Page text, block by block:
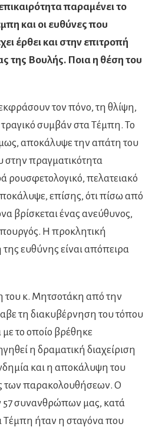
παραμένει το
και οι ευθύνες που
έρθει και στην επιτροπή
της Βουλής. Ποια η θέση του
τον πόνο, τη θλίψη,
τραγικό συμβάν στα Τέμπη. Το
αποκάλυψε την απάτη του
στην πραγματικότητα
ρουσφετολογικό, πελατειακό
επίσης, ότι πίσω από
βρίσκεται ένας ανεύθυνος,
Η προκλητική
ευθύνης είναι απόπειρα
του κ. Μητσοτάκη από την
τη διακυβέρνηση του τόπου
με το οποίο βρέθηκε
η δραματική διαχείριση
και η αποκάλυψη του
των παρακολουθήσεων. Ο
57 συνανθρώπων μας, κατά
Τέμπη ήταν η σταγόνα που